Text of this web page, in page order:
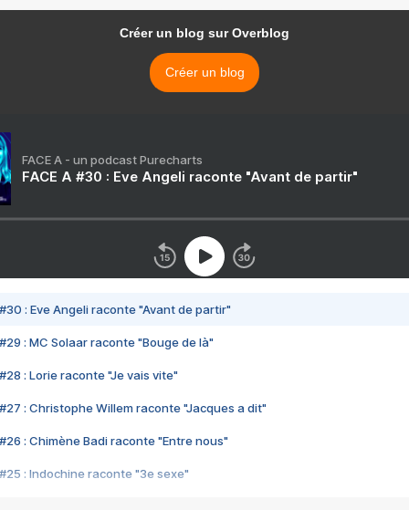
Créer un blog sur Overblog
Créer un blog
FACE A - un podcast Purecharts
FACE A #30 : Eve Angeli raconte "Avant de partir"
#30 : Eve Angeli raconte "Avant de partir"
#29 : MC Solaar raconte "Bouge de là"
#28 : Lorie raconte "Je vais vite"
#27 : Christophe Willem raconte "Jacques a dit"
#26 : Chimène Badi raconte "Entre nous"
#25 : Indochine raconte "3e sexe"